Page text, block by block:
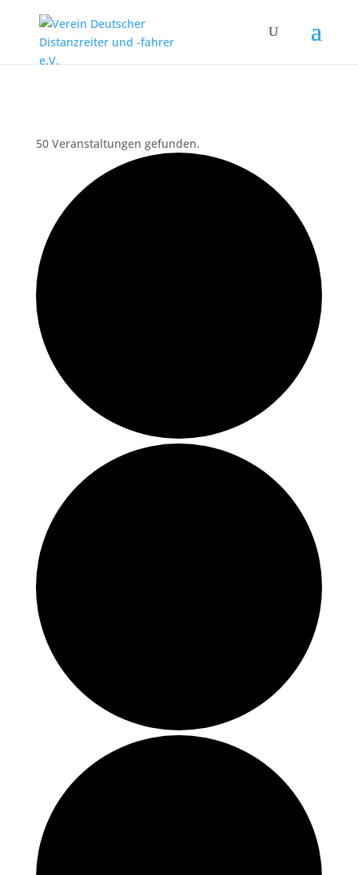
50 Veranstaltungen gefunden.